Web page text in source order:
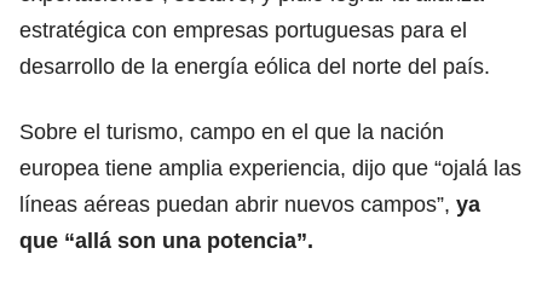
estratégica con empresas portuguesas para el
desarrollo de la energía eólica del norte del país.
Sobre el turismo, campo en el que la nación
europea tiene amplia experiencia, dijo que “ojalá las
líneas aéreas puedan abrir nuevos campos”, ya
que “allá son una potencia”.